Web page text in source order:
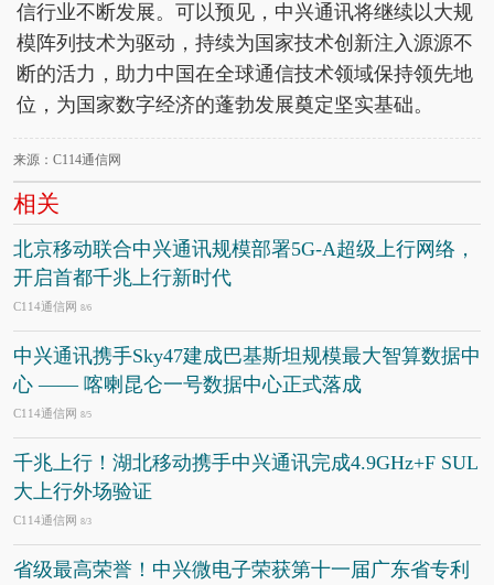
信行业不断发展。可以预见，中兴通讯将继续以大规
模阵列技术为驱动，持续为国家技术创新注入源源不
断的活力，助力中国在全球通信技术领域保持领先地
位，为国家数字经济的蓬勃发展奠定坚实基础。
来源：C114通信网
相关
北京移动联合中兴通讯规模部署5G-A超级上行网络，
开启首都千兆上行新时代
C114通信网 8/6
中兴通讯携手Sky47建成巴基斯坦规模最大智算数据中
心 —— 喀喇昆仑一号数据中心正式落成
C114通信网 8/5
千兆上行！湖北移动携手中兴通讯完成4.9GHz+F SUL
大上行外场验证
C114通信网 8/3
省级最高荣誉！中兴微电子荣获第十一届广东省专利